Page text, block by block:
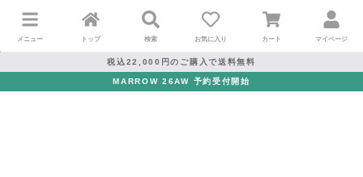
メニュー トップ 検索 お気に入り カート マイページ
税込22,000円のご購入で送料無料
MARROW 26AW 予約受付開始